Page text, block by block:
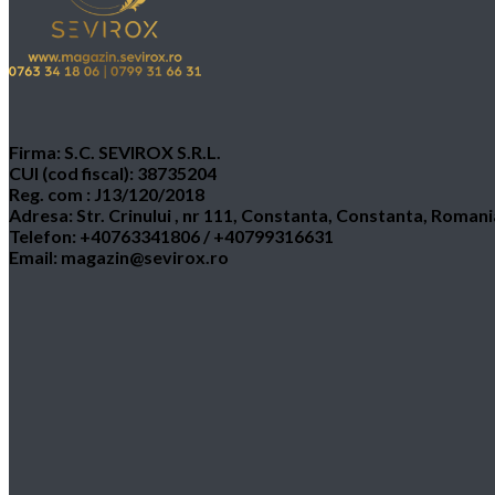
Firma: S.C. SEVIROX S.R.L.
CUI (cod fiscal): 38735204
Reg. com : J13/120/2018
Adresa: Str. Crinului , nr 111, Constanta, Constanta,
Telefon: +40763341806 / +40799316631
Email: magazin@sevirox.ro